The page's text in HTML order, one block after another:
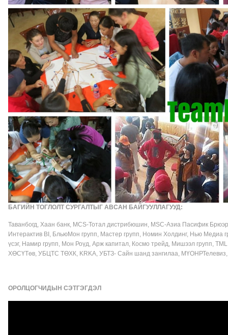
БАГИЙН ТОГЛОЛТ СУРГАЛТЫГ АВСАН БАЙГУУЛЛАГУУД:
Таванбогд, Хаан банк, MCS-Тотал дистрибюшин, МSC-Азиа Пасифик
Интерактив BI, БльюМон групп, Мастер групп, Номин Холдинг, Нью Медиа
үсэг, Намир групп, Мон Роүд, Арж капитал, Космо трейд, Мишээл групп,
ХӨСҮТөв, УБЦТС ТӨХК, KRKA, УБТЗ- Сайн шанд зангилаа, МҮОНРТелевиз,
ОРОЛЦОГЧИДЫН СЭТГЭГДЭЛ